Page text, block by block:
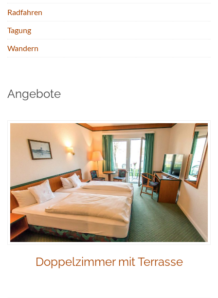
Radfahren
Tagung
Wandern
Angebote
Doppelzimmer mit Terrasse